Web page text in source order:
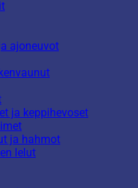
ajoneuvot
ja keppihevoset
ja hahmot
lelut